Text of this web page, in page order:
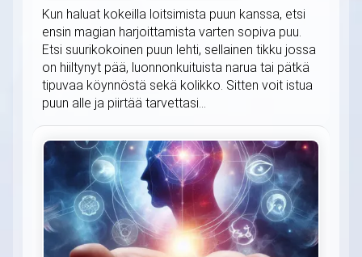
Kun haluat kokeilla loitsimista puun kanssa, etsi
ensin magian harjoittamista varten sopiva puu.
Etsi suurikokoinen puun lehti, sellainen tikku jossa
on hiiltynyt pää, luonnonkuituista narua tai pätkä
tipuvaa köynnöstä sekä kolikko. Sitten voit istua
puun alle ja piirtää tarvettasi...